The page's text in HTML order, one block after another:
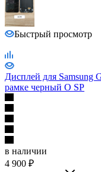
Быстрый просмотр
Дисплей для Samsung
рамке черный О SP
в наличии
4 900 ₽